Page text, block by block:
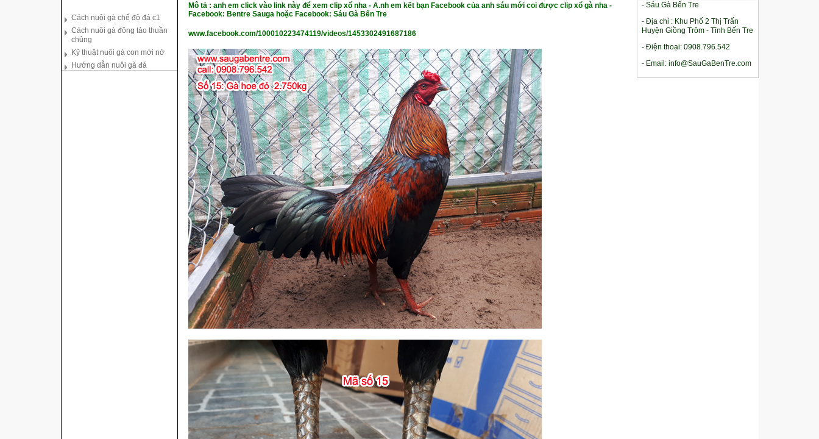
chủng
Kỹ thuật nuôi gà con mới nở
Hướng dẫn nuôi gà đá
Tại sao bạn cần biết cách nuôi
gà chọi ?
Mô tả : anh em click vào link này để xem clip xổ nha - A.nh em kết bạn Facebook của anh sáu mới coi được clip xổ gà nha -
Facebook: Bentre Sauga hoặc Facebook: Sáu Gà Bến Tre
www.facebook.com/100010223474119/videos/1453302491687186
- Sáu Gà Bến Tre
- Địa chỉ : Khu Phố 2 Thị Trấn
Huyện Giồng Trôm - Tỉnh Bến Tre
- Điện thoại: 0908.796.542
- Email: info@SauGaBenTre.com